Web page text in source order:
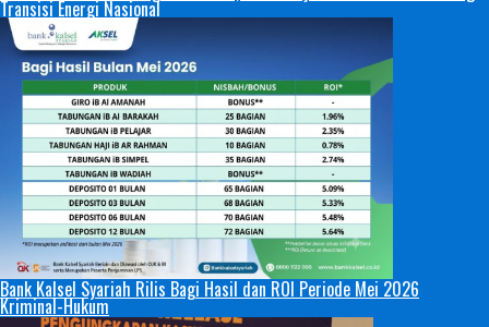
Transisi Energi Nasional
Bank Kalsel Syariah Rilis Bagi Hasil dan ROI Periode Mei 2026
Kriminal-Hukum